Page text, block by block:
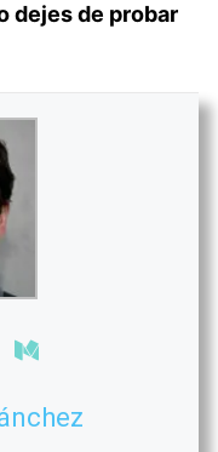
dejes de probar